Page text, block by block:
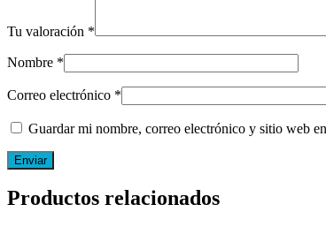
Tu valoración *
Nombre *
Correo electrónico *
Guardar mi nombre, correo electrónico y sitio web
Productos relacionados